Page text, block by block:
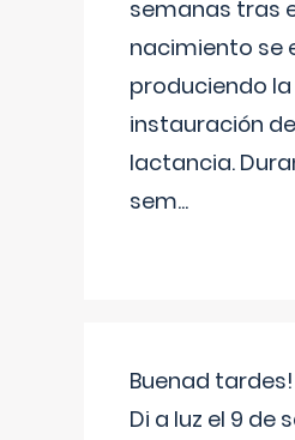
semanas tras
nacimiento se
produciendo la
instauración
lactancia.
sem...
Buenad tardes!
Di a luz el 9 de